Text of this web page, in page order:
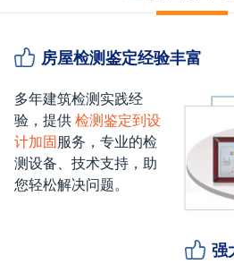
房屋检测鉴定经验丰富
多年建筑检测实践经
验，提供 检测鉴定到设
计加固服务，专业的检
测设备、技术支持，助
您轻松解决问题。
强